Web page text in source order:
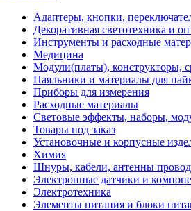
Адаптеры, кнопки,
Декоративная светотехника и
Инструменты и расходные
Медицина
Модули(платы), конструкторы,
Паяльники и материалы для
Приборы для измерения
Расходные материалы
Световые эффекты, наборы,
Товары под заказ
Установочные и корпусные
Химия
Шнуры, кабели, антенны
Электронные датчики и
Электротехника
Элементы питания и блоки